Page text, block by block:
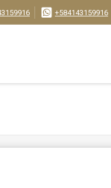
+584143159916